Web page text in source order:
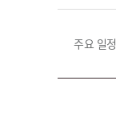
주요 일정